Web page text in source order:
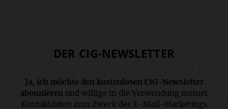
DER CIG-NEWSLETTER
Ja, ich möchte den kostenlosen CiG-Newsletter
abonnieren und willige in die Verwendung meiner
Kontaktdaten zum Zweck des E-Mail-Marketings